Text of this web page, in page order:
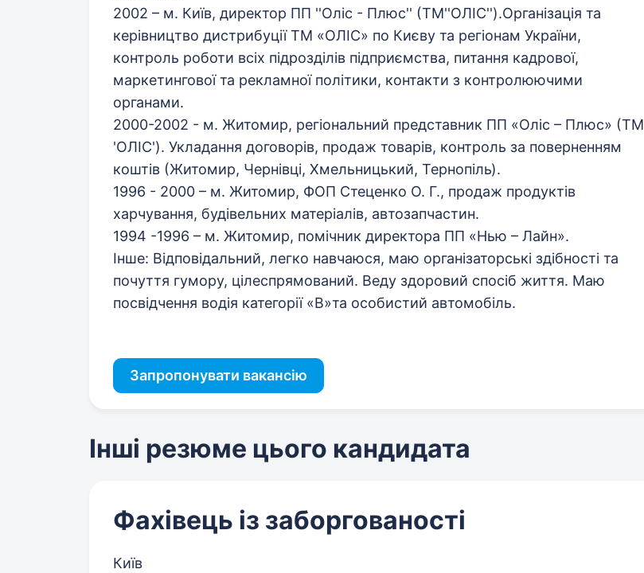
2002 – м. Київ, директор ПП ''Оліс - Плюс'' (ТМ''ОЛІС'').Організація та
керівництво дистрибуції ТМ «ОЛІС» по Києву та регіонам України,
контроль роботи всіх підрозділів підприємства, питання кадрової,
маркетингової та рекламної політики, контакти з контролюючими
органами.
2000-2002 - м. Житомир, регіональний представник ПП «Оліс – Плюс» (ТМ
'ОЛІС'). Укладання договорів, продаж товарів, контроль за поверненням
коштів (Житомир, Чернівці, Хмельницький, Тернопіль).
1996 - 2000 – м. Житомир, ФОП Стеценко О. Г., продаж продуктів
харчування, будівельних матеріалів, автозапчастин.
1994 -1996 – м. Житомир, помічник директора ПП «Нью – Лайн».
Інше: Відповідальний, легко навчаюся, маю організаторські здібності та
почуття гумору, цілеспрямований. Веду здоровий спосіб життя. Маю
посвідчення водія категорії «В»та особистий автомобіль.
Запропонувати вакансію
Інші резюме цього кандидата
Фахівець із заборгованості
Київ